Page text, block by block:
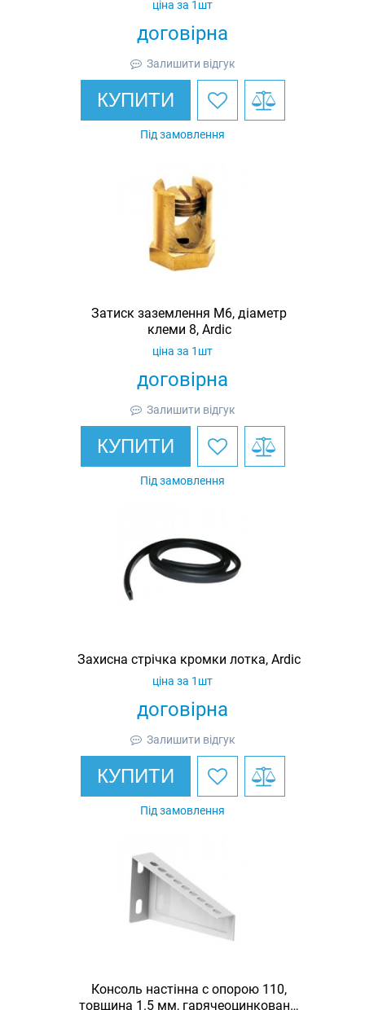
договірна
ціна за 1шт
Залишити відгук
КУПИТИ
Під замовлення
Затиск заземлення M6, діаметр
клеми 8, Ardic
договірна
ціна за 1шт
Залишити відгук
КУПИТИ
Під замовлення
Захисна стрічка кромки лотка, Ardic
договірна
ціна за 1шт
Залишити відгук
КУПИТИ
Під замовлення
Консоль настінна c опорою 110,
товщина 1.5 мм, гарячеоцинкована,